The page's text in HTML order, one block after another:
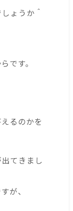
ょうか＾
です。
るのかを
てきまし
が、